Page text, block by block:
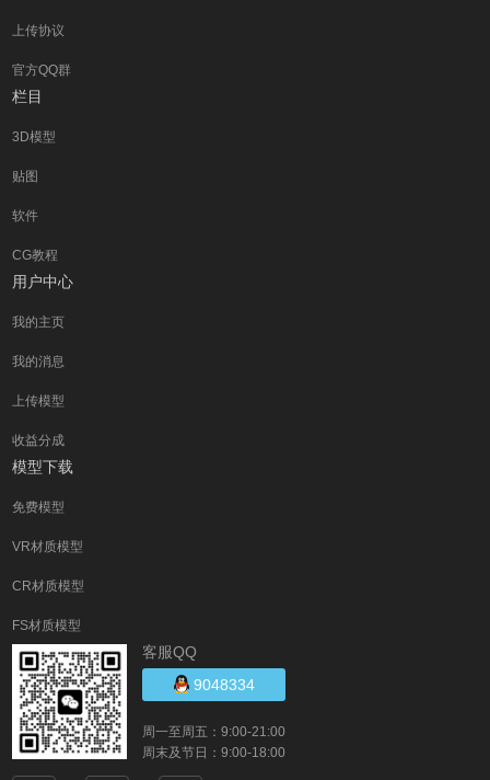
上传协议
官方QQ群
栏目
3D模型
贴图
软件
CG教程
用户中心
我的主页
我的消息
上传模型
收益分成
模型下载
免费模型
VR材质模型
CR材质模型
FS材质模型
客服QQ
9048334
周一至周五：9:00-21:00
周末及节日：9:00-18:00